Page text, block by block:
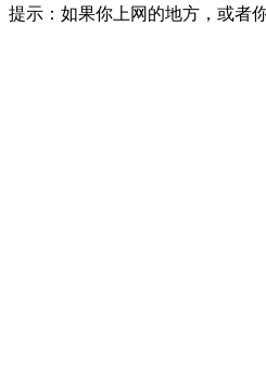
提示：如果你上网的地方，或者